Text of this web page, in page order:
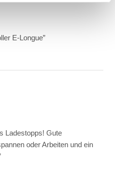
Sie ihnen bereitgestellt
E-Longue”
Ladestopps! Gute
oder Arbeiten und ein